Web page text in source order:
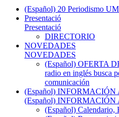
(Español) 20 Periodismo
Presentació
Presentació
DIRECTORIO
NOVEDADES
NOVEDADES
(Español) OFERTA
radio en inglés busca
comunicación
(Español)
(Español)
(Español) Calendario,